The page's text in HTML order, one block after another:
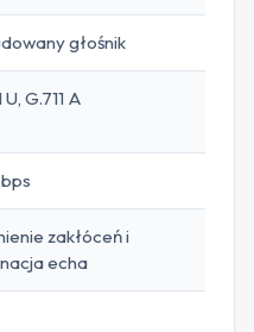
głośnik
U, G.711 A
zakłóceń i
echa